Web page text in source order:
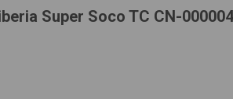
Super Soco TC CN-